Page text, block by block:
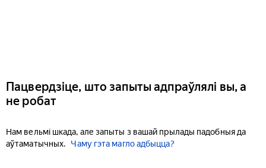
Пацвердзіце, што запыты адпраўлялі вы, а
не робат
Нам вельмі шкада, але запыты з вашай прылады падобныя да
аўтаматычных.
Чаму гэта магло адбыцца?